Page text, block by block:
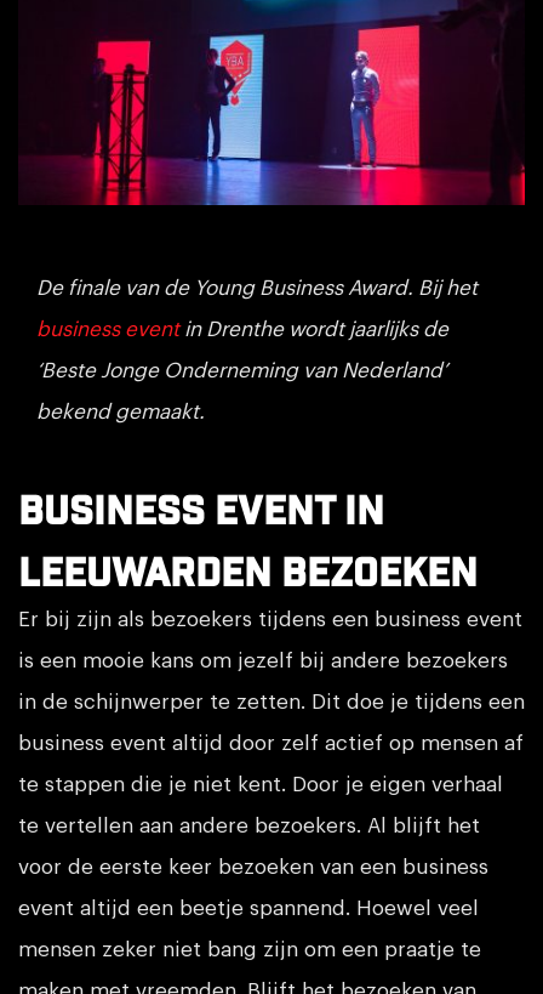
De finale van de Young Business Award. Bij het
business eventin Drenthe wordt jaarlijks de
‘Beste Jonge Onderneming van Nederland’
bekend gemaakt.
Business event in
Leeuwarden bezoeken
Er bij zijn als bezoekers tijdens een business event
is een mooie kans om jezelf bij andere bezoekers
in de schijnwerper te zetten. Dit doe je tijdens een
business event altijd door zelf actief op mensen af
te stappen die je niet kent. Door je eigen verhaal
te vertellen aan andere bezoekers. Al blijft het
voor de eerste keer bezoeken van een business
event altijd een beetje spannend. Hoewel veel
mensen zeker niet bang zijn om een praatje te